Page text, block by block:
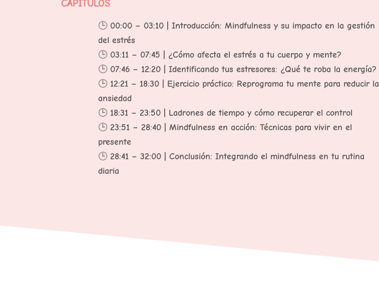
CAPÍTULOS
🕒 00:00 – 03:10 | Introducción: Mindfulness y su impacto en la gestión
del estrés
🕒 03:11 – 07:45 | ¿Cómo afecta el estrés a tu cuerpo y mente?
🕒 07:46 – 12:20 | Identificando tus estresores: ¿Qué te roba la energía?
🕒 12:21 – 18:30 | Ejercicio práctico: Reprograma tu mente para reducir la
ansiedad
🕒 18:31 – 23:50 | Ladrones de tiempo y cómo recuperar el control
🕒 23:51 – 28:40 | Mindfulness en acción: Técnicas para vivir en el
presente
🕒 28:41 – 32:00 | Conclusión: Integrando el mindfulness en tu rutina
diaria